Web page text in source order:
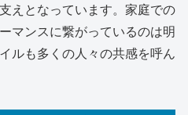
えとなっています。家庭での
マンスに繋がっているのは明
ルも多くの人々の共感を呼ん